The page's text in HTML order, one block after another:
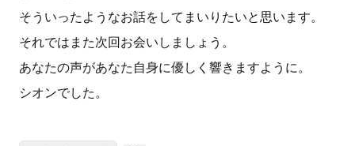
そういったようなお話をしてまいりたいと思います。
それではまた次回お会いしましょう。
あなたの声があなた自身に優しく響きますように。
シオンでした。